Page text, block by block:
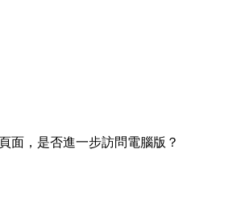
面，是否進一步訪問電腦版？